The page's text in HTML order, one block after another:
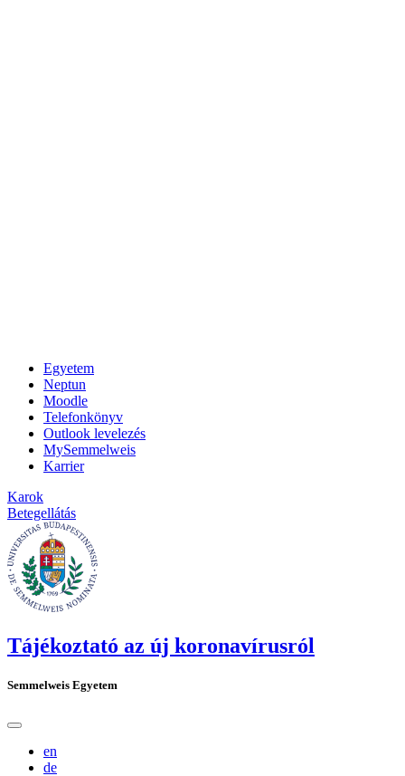
Egyetem
Neptun
Moodle
Telefonkönyv
Outlook levelezés
MySemmelweis
Karrier
Karok
Betegellátás
Tájékoztató az új koronavírusról
Semmelweis Egyetem
en
de